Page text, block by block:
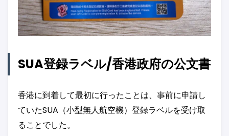
SUA登録ラベル/香港政府の公文書
香港に到着して最初に行ったことは、事前に申請し
ていたSUA（小型無人航空機）登録ラベルを受け取
ることでした。